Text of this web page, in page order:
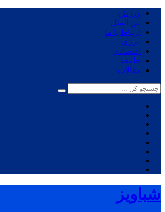
ورزش
بین الملل
ارتباط با ما
انرژی
اقتصادی
جامعه
مقالات
شباویز